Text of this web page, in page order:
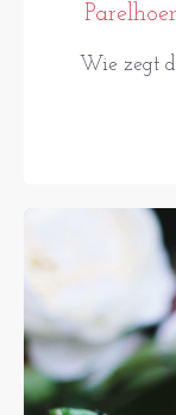
Wie zegt